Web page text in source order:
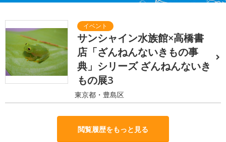
サンシャイン水族館×高橋書
店「ざんねんないきもの事
典」シリーズ ざんねんないき
もの展3
東京都・豊島区
閲覧履歴をもっと見る